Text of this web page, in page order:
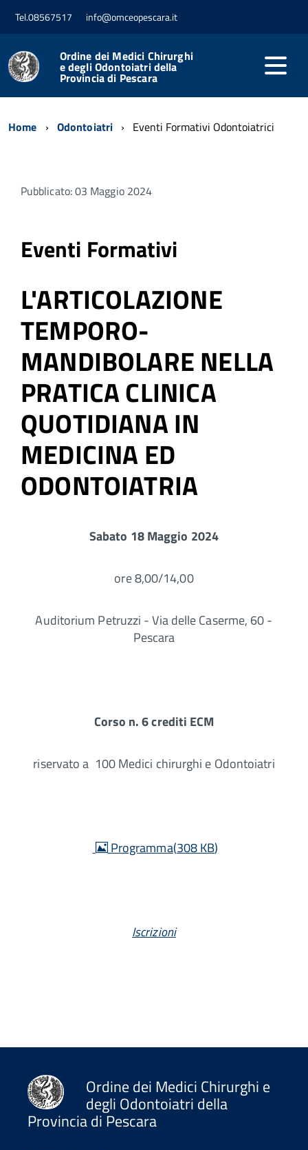
Tel.08567517 info@omceopescara.it
Ordine dei Medici Chirurghi
e degli Odontoiatri della
Provincia di Pescara
Home Odontoiatri Eventi Formativi Odontoiatrici
Pubblicato: 03 Maggio 2024
Eventi Formativi
L'ARTICOLAZIONE
TEMPORO-
MANDIBOLARE NELLA
PRATICA CLINICA
QUOTIDIANA IN
MEDICINA ED
ODONTOIATRIA
Sabato 18 Maggio 2024
ore 8,00/14,00
Auditorium Petruzzi - Via delle Caserme, 60 -
Pescara
Corso n. 6 crediti ECM
riservato a 100 Medici chirurghi e Odontoiatri
image
Programma(308 KB)
Iscrizioni
Ordine dei Medici Chirurghi e
degli Odontoiatri della
Provincia di Pescara